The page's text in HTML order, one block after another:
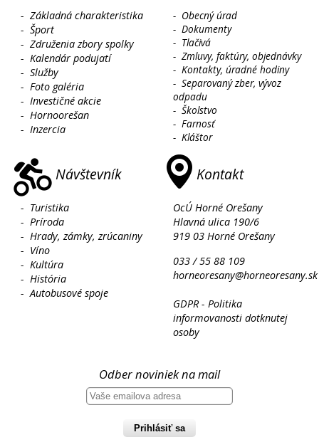
-Základná charakteristika
-Šport
-Združenia zbory spolky
-Kalendár podujatí
-Služby
-Foto galéria
-Investičné akcie
-Hornoorešan
-Inzercia
- Obecný úrad
-Dokumenty
- Tlačivá
-Zmluvy, faktúry, objednávky
-Kontakty, úradné hodiny
-Separovaný zber, vývoz
odpadu
-Školstvo
-Farnosť
-Kláštor
Návštevník
- Turistika
-Príroda
-Hrady, zámky, zrúcaniny
- Víno
-Kultúra
-História
-Autobusové spoje
Kontakt
OcÚ Horné Orešany
Hlavná ulica 190/6
919 03 Horné Orešany
033 / 55 88 109
horneoresany@horneoresany.sk
GDPR - Politika
informovanosti dotknutej
osoby
Odber noviniek na mail
Prihlásiť sa